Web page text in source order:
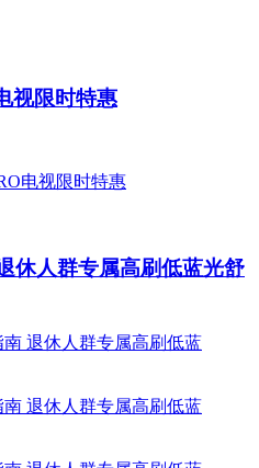
视限时特惠
休人群专属高刷低蓝光舒